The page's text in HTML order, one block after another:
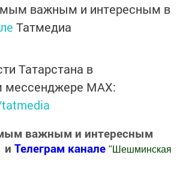
важным и интересным в
Татмедиа
Татарстана в
мессенджере MАХ:
важным и интересным
и Телеграм канале " Шешминская